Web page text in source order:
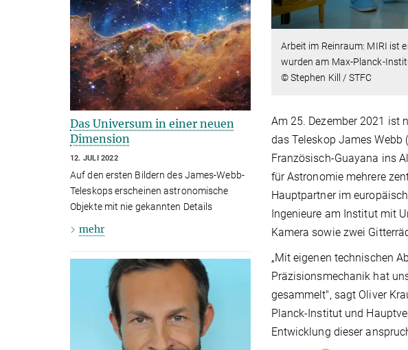
Arbeit im Reinraum: MIRI ist
wurden am Max-Planck-
© Stephen Kill / STFC
Am 25. Dezember 2021 ist
das Teleskop James Webb
Französisch-Guayana ins
für Astronomie mehrere
Hauptpartner im
Ingenieure am Institut mit
Kamera sowie zwei
„Mit eigenen technischen
Präzisionsmechanik hat
gesammelt", sagt Oliver
Planck-Institut und
Entwicklung dieser
Das Universum in einer neuen
Dimension
12. JULI 2022
Auf den ersten Bildern des James-Webb-
Teleskops erscheinen astronomische
Objekte mit nie gekannten Details
mehr